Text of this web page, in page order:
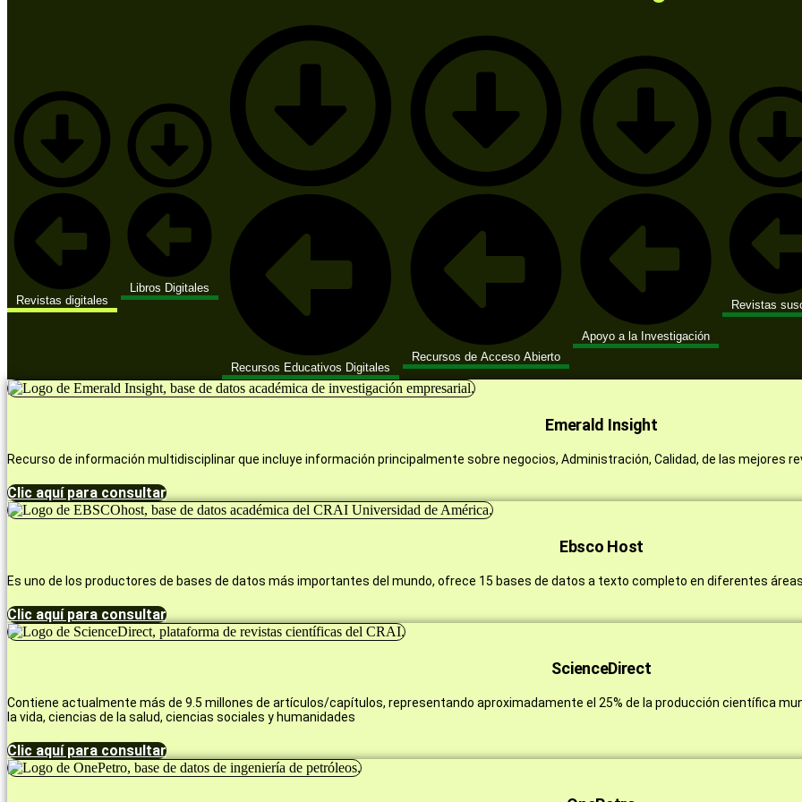
Revistas digitales
Libros Digitales
Recursos Educativos Digitales
Recursos de Acceso Abierto
Apoyo a la Investigación
Revistas
Emerald Insight
Recurso de información multidisciplinar que incluye información principalmente sobre negocios, Administración, Calidad, de las mejores
Clic aquí para consultar
Ebsco Host
Es uno de los productores de bases de datos más importantes del mundo, ofrece 15 bases de datos a texto completo en diferentes
Clic aquí para consultar
ScienceDirect
Contiene actualmente más de 9.5 millones de artículos/capítulos, representando aproximadamente el 25% de la producción científica
la vida, ciencias de la salud, ciencias sociales y humanidades
Clic aquí para consultar